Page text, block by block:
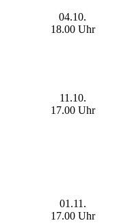
04.10.
18.00 Uhr
11.10.
17.00 Uhr
01.11.
17.00 Uhr